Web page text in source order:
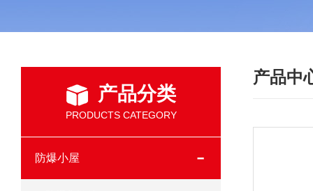
产品分类
PRODUCTS CATEGORY
防爆小屋
产品中